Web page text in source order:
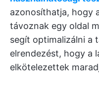
azonosíthatja, hogy
távoznak egy oldal
segít optimalizálni a
elrendezést, hogy a
elkötelezettek